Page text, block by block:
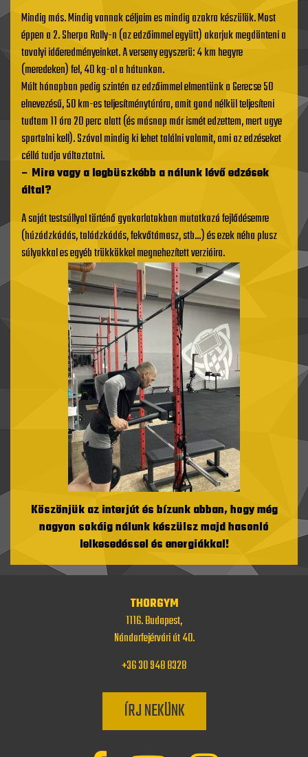
Mindig más. Mindig vannak céljaim es mindig azokra készülök. Most
éppen a 2. Sherpa Rally-n (az edzőimmel együtt) akarjuk megdönteni a
tavalyi időeredményeinket. A verseny egyszerü: 4 km hegyre
(meredeken) fel, 40 kg-al a hátunkon.
Múlt hónapban pedig szintén az edzőimmel elmentünk a Gerecse 50
elnevezésű, 50 km-es teljesítménytúrára, amit gond nélkül teljesíteni
tudtam 11 óra 20 perc alatt (és másnap már ismét edzettem, mert ugye
sportolni kell). Szóval mindig ki lehet találni valamit, ami az edzéseket
céllá tudja változtatni.
– Mire vagy a legbüszkébb a nálunk lévő edzések
által?
A saját testsúllyal történő gyakorlatokban mutatkozó fejlődésemre
(húzódzkódás, tolódzkódás, fekvőtámasz, stb…) és ezek néha plusz
súlyokkal es egyéb trükkökkel megnehezített verzióira.
Köszönjük az interjút és bízunk abban, hogy még
nagyon sokáig nálunk készülsz majd hasonló
lelkesedéssel és energiákkal!
THORGYM
1116. Budapest,
Nándorfejérvári út 40.
+36 30 948 8328
ÍRJ NEKÜNK